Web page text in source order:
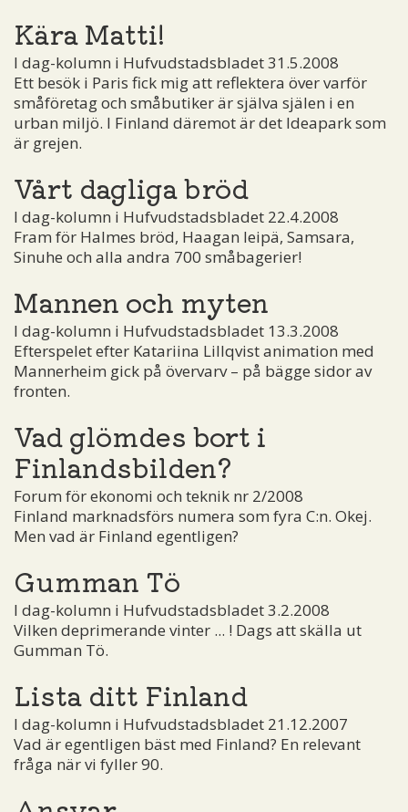
Kära Matti!
I dag-kolumn i Hufvudstadsbladet 31.5.2008
Ett besök i Paris fick mig att reflektera över varför
småföretag och småbutiker är själva själen i en
urban miljö. I Finland däremot är det Ideapark som
är grejen.
Vårt dagliga bröd
I dag-kolumn i Hufvudstadsbladet 22.4.2008
Fram för Halmes bröd, Haagan leipä, Samsara,
Sinuhe och alla andra 700 småbagerier!
Mannen och myten
I dag-kolumn i Hufvudstadsbladet 13.3.2008
Efterspelet efter Katariina Lillqvist animation med
Mannerheim gick på övervarv – på bägge sidor av
fronten.
Vad glömdes bort i
Finlandsbilden?
Forum för ekonomi och teknik nr 2/2008
Finland marknadsförs numera som fyra C:n. Okej.
Men vad är Finland egentligen?
Gumman Tö
I dag-kolumn i Hufvudstadsbladet 3.2.2008
Vilken deprimerande vinter ... ! Dags att skälla ut
Gumman Tö.
Lista ditt Finland
I dag-kolumn i Hufvudstadsbladet 21.12.2007
Vad är egentligen bäst med Finland? En relevant
fråga när vi fyller 90.